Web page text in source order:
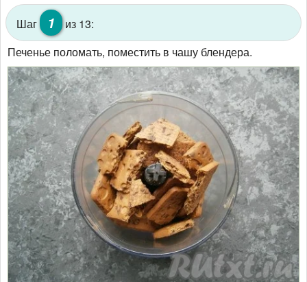
Шаг 1
из 13:
Печенье поломать, поместить в чашу блендера.